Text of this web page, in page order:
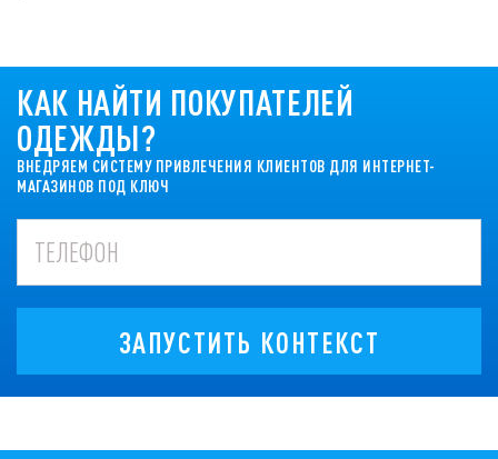
КАК НАЙТИ ПОКУПАТЕЛЕЙ
ОДЕЖДЫ?
ВНЕДРЯЕМ СИСТЕМУ ПРИВЛЕЧЕНИЯ КЛИЕНТОВ ДЛЯ ИНТЕРНЕТ-
МАГАЗИНОВ ПОД КЛЮЧ
ЗАПУСТИТЬ КОНТЕКСТ